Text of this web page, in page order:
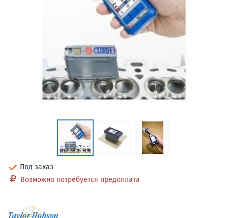
Под заказ
Возможно потребуется предоплата